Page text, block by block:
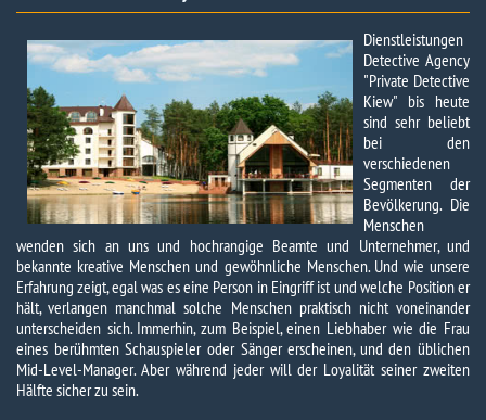
Dienstleistungen
Detective Agency
"Private Detective
Kiew" bis heute
sind sehr beliebt
bei den
verschiedenen
Segmenten der
Bevölkerung. Die
Menschen
wenden sich an uns und hochrangige Beamte und Unternehmer, und
bekannte kreative Menschen und gewöhnliche Menschen. Und wie unsere
Erfahrung zeigt, egal was es eine Person in Eingriff ist und welche Position er
hält, verlangen manchmal solche Menschen praktisch nicht voneinander
unterscheiden sich. Immerhin, zum Beispiel, einen Liebhaber wie die Frau
eines berühmten Schauspieler oder Sänger erscheinen, und den üblichen
Mid-Level-Manager. Aber während jeder will der Loyalität seiner zweiten
Hälfte sicher zu sein.